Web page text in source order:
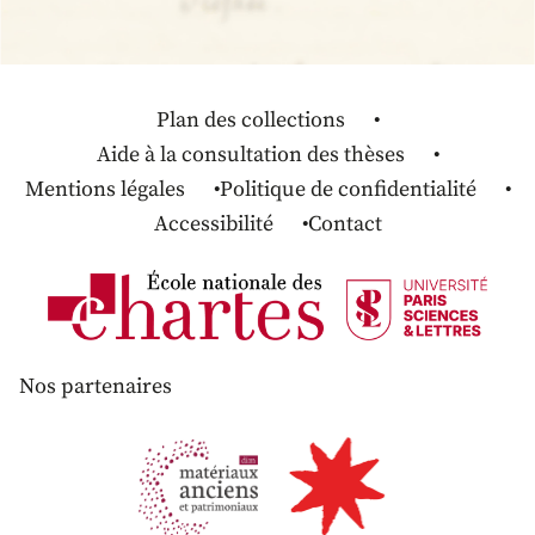
Plan des collections
Aide à la consultation des thèses
Mentions légales
Politique de confidentialité
Accessibilité
Contact
Nos partenaires